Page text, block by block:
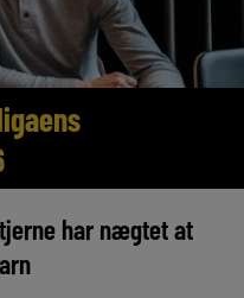
har nægtet at